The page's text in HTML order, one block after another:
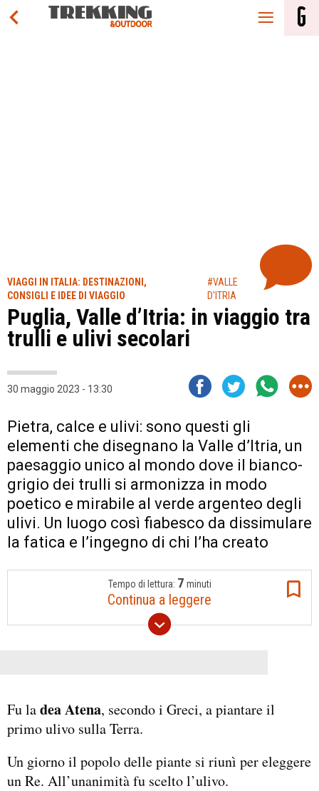
VIAGGI IN ITALIA: DESTINAZIONI,
CONSIGLI E IDEE DI VIAGGIO
#VALLE
D'ITRIA
Puglia, Valle d’Itria: in viaggio tra
trulli e ulivi secolari
30 maggio 2023 - 13:30
Pietra, calce e ulivi: sono questi gli
elementi che disegnano la Valle d’Itria, un
paesaggio unico al mondo dove il bianco-
grigio dei trulli si armonizza in modo
poetico e mirabile al verde argenteo degli
ulivi. Un luogo così fiabesco da dissimulare
la fatica e l’ingegno di chi l’ha creato
Tempo di lettura: 7 minuti
Continua a leggere
Fu ladea Atena, secondo i Greci, a piantare il
primo ulivo sulla Terra.
Un giorno il popolo delle piante si riunì per eleggere
un Re. All’unanimità fu scelto l’ulivo.